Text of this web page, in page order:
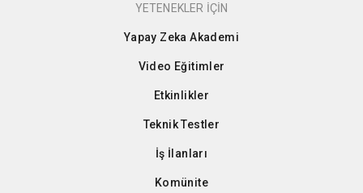
YETENEKLER İÇİN
Yapay Zeka Akademi
Video Eğitimler
Etkinlikler
Teknik Testler
İş İlanları
Komünite